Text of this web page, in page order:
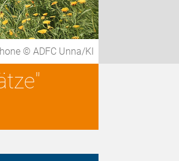
© ADFC Unna/KI